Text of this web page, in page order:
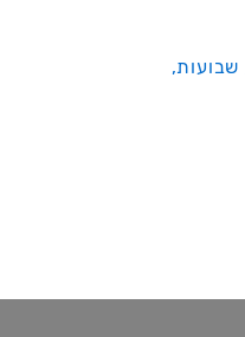
שבועות,